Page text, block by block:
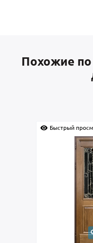
Похожие по
Быстрый